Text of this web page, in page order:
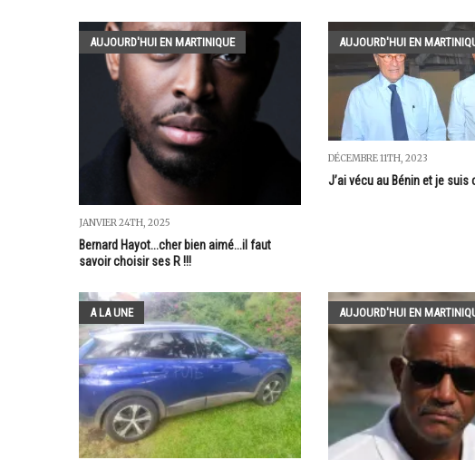
AUJOURD'HUI EN MARTINIQUE
JANVIER 24TH, 2025
Bernard Hayot...cher bien aimé...il faut
savoir choisir ses R !!!
AUJOURD'HUI EN
DÉCEMBRE 11TH, 2023
J’ai vécu au Bénin et je suis
A LA UNE AUJOURD'HUI EN